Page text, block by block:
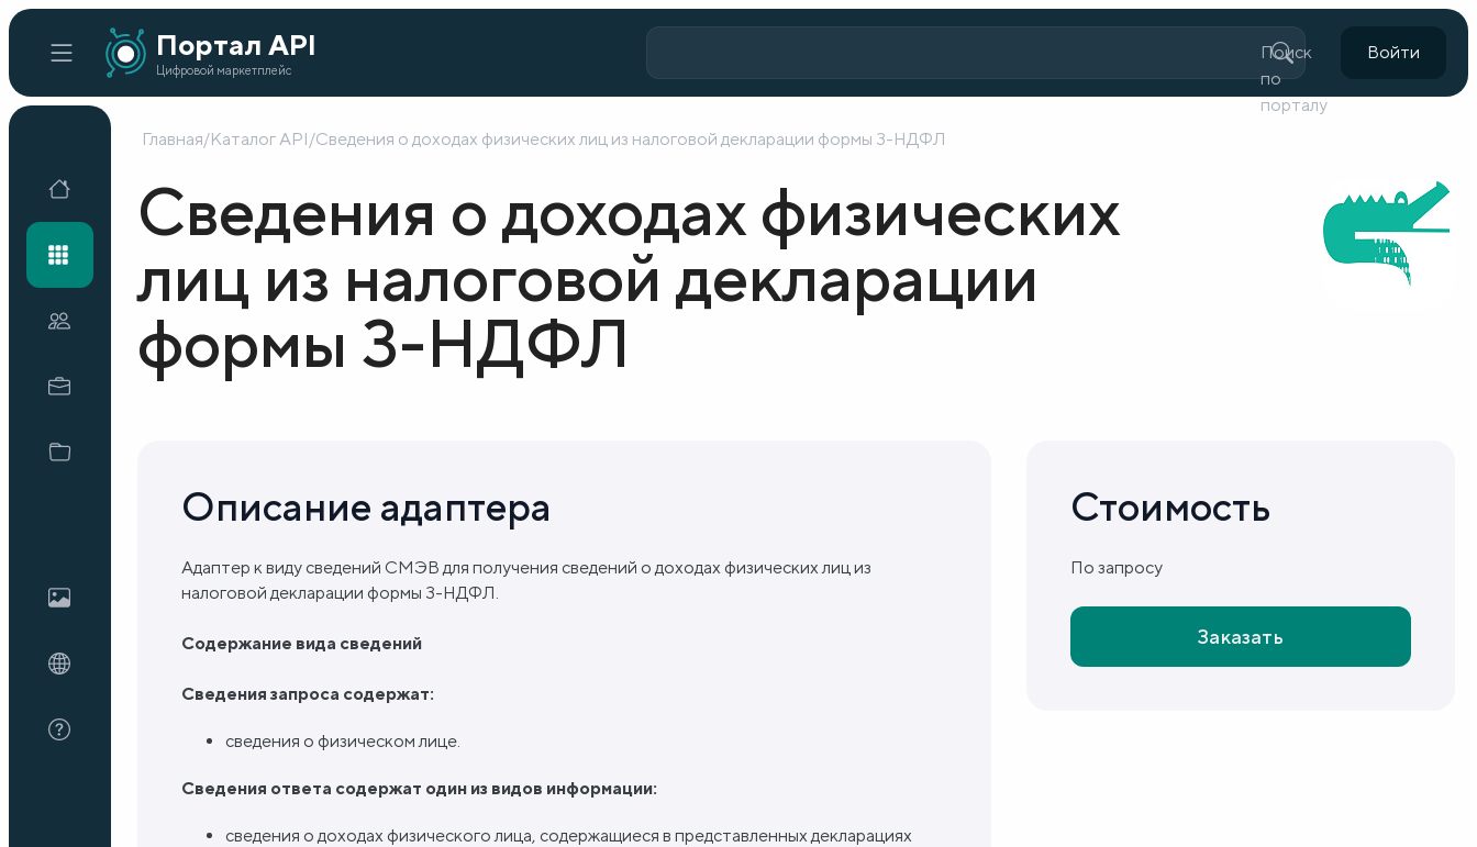
Портал API
Цифровой маркетплейс
Поиск
по
порталу
Войти
Организации
Главная/Каталог API/Сведения о доходах физических лиц из налоговой декларации формы 3-НДФЛ
Сведения о доходах физических
лиц из налоговой декларации
формы 3-НДФЛ
Описание адаптера
Адаптер к виду сведений СМЭВ для получения сведений о доходах физических лиц из
налоговой декларации формы 3-НДФЛ.
Содержание вида сведений
Сведения запроса содержат:
сведения о физическом лице.
Сведения ответа содержат один из видов информации:
сведения о доходах физического лица, содержащиеся в представленных декларациях
Стоимость
По запросу
Заказать